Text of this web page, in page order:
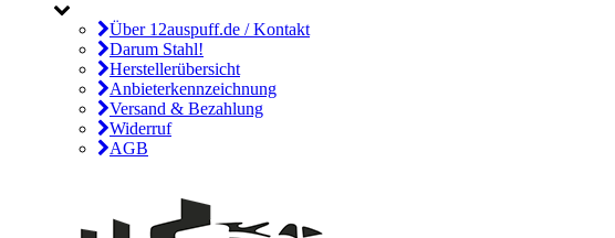
Über 12auspuff.de / Kontakt
Darum Stahl!
Herstellerübersicht
Anbieterkennzeichnung
Versand & Bezahlung
Widerruf
AGB